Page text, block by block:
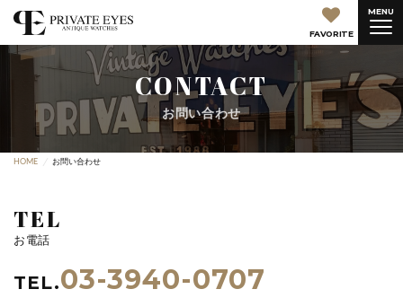
FAVORITE
MENU
CONTACT
お問い合わせ
HOME お問い合わせ
TEL
お電話
TEL.03-3940-0707